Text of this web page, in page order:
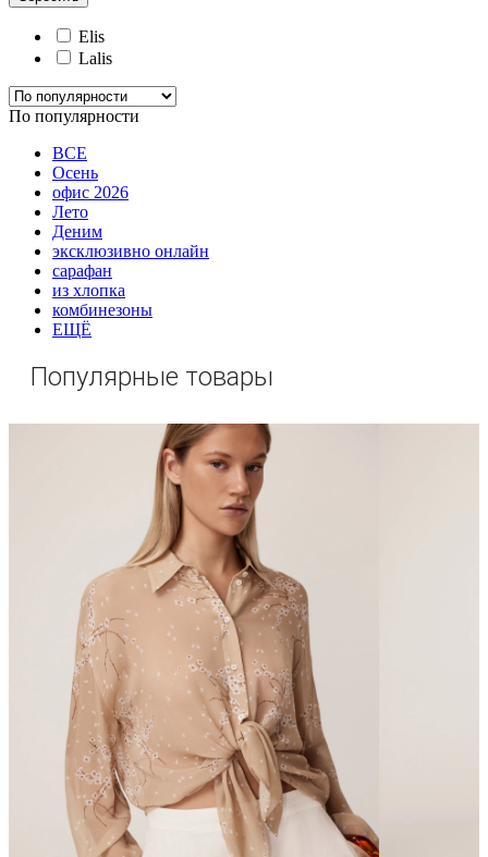
Elis
Lalis
По популярности
ВСЕ
Осень
офис 2026
Лето
Деним
эксклюзивно онлайн
сарафан
из хлопка
комбинезоны
ЕЩЁ